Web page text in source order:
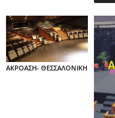
ΑΚΡΟΑΣΗ- ΘΕΣΣΑΛΟΝΙΚΗ